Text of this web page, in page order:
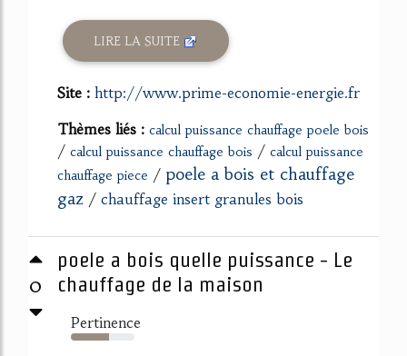
LIRE LA SUITE
Site : http://www.prime-economie-energie.fr
Thèmes liés : calcul puissance chauffage poele bois
/ calcul puissance chauffage bois / calcul puissance
chauffage piece / poele a bois et chauffage
gaz / chauffage insert granules bois
0
poele a bois quelle puissance - Le
chauffage de la maison
Pertinence
60%